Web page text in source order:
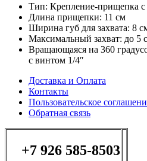
Тип: Крепление-прищепка
Длина прищепки: 11 см
Ширина губ для захвата: 8
Максимальный захват: до 5
Вращающаяся на 360
с винтом 1/4″
Доставка и Оплата
Контакты
Пользовательское
Обратная связь
+7 926 585-8503